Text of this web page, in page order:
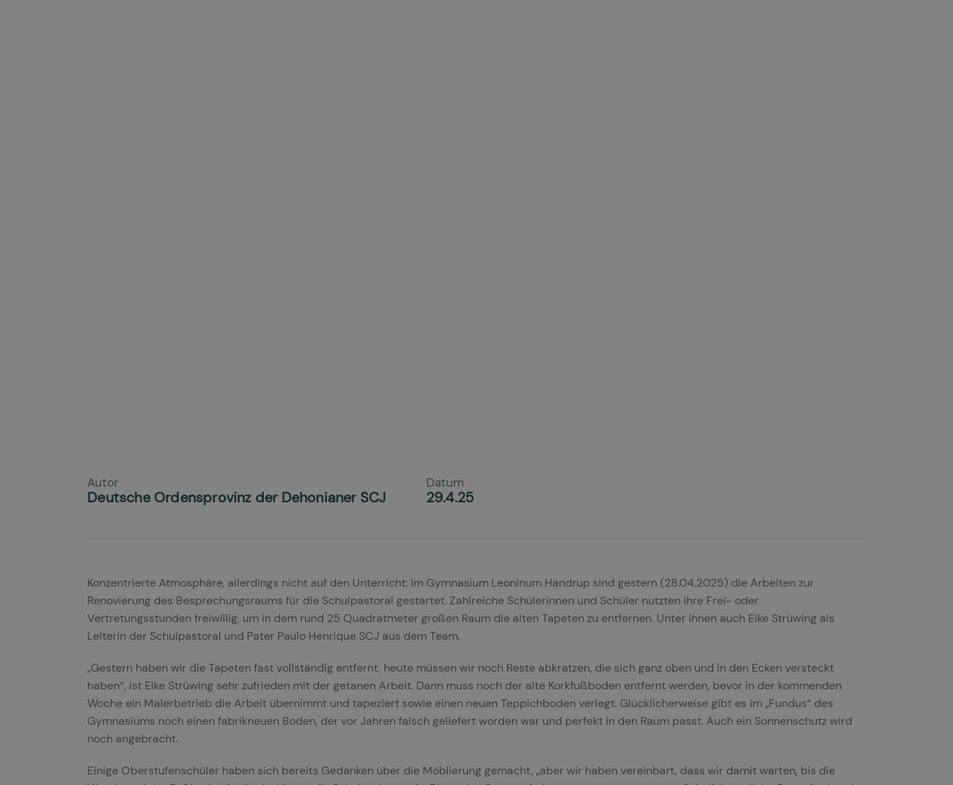
Autor
Deutsche Ordensprovinz der Dehonianer SCJ
Datum
29.4.25
Konzentrierte Atmosphäre, allerdings nicht auf den Unterricht: Im Gymnasium Leoninum Handrup sind gestern (28.04.2025) die Arbeiten zur
Renovierung des Besprechungsraums für die Schulpastoral gestartet. Zahlreiche Schülerinnen und Schüler nutzten ihre Frei- oder
Vertretungsstunden freiwillig, um in dem rund 25 Quadratmeter großen Raum die alten Tapeten zu entfernen. Unter ihnen auch Elke Strüwing als
Leiterin der Schulpastoral und Pater Paulo Henrique SCJ aus dem Team.
„Gestern haben wir die Tapeten fast vollständig entfernt, heute müssen wir noch Reste abkratzen, die sich ganz oben und in den Ecken versteckt
haben“, ist Elke Strüwing sehr zufrieden mit der getanen Arbeit. Dann muss noch der alte Korkfußboden entfernt werden, bevor in der kommenden
Woche ein Malerbetrieb die Arbeit übernimmt und tapeziert sowie einen neuen Teppichboden verlegt. Glücklicherweise gibt es im „Fundus“ des
Gymnasiums noch einen fabrikneuen Boden, der vor Jahren falsch geliefert worden war und perfekt in den Raum passt. Auch ein Sonnenschutz wird
noch angebracht.
Einige Oberstufenschüler haben sich bereits Gedanken über die Möblierung gemacht, „aber wir haben vereinbart, dass wir damit warten, bis die